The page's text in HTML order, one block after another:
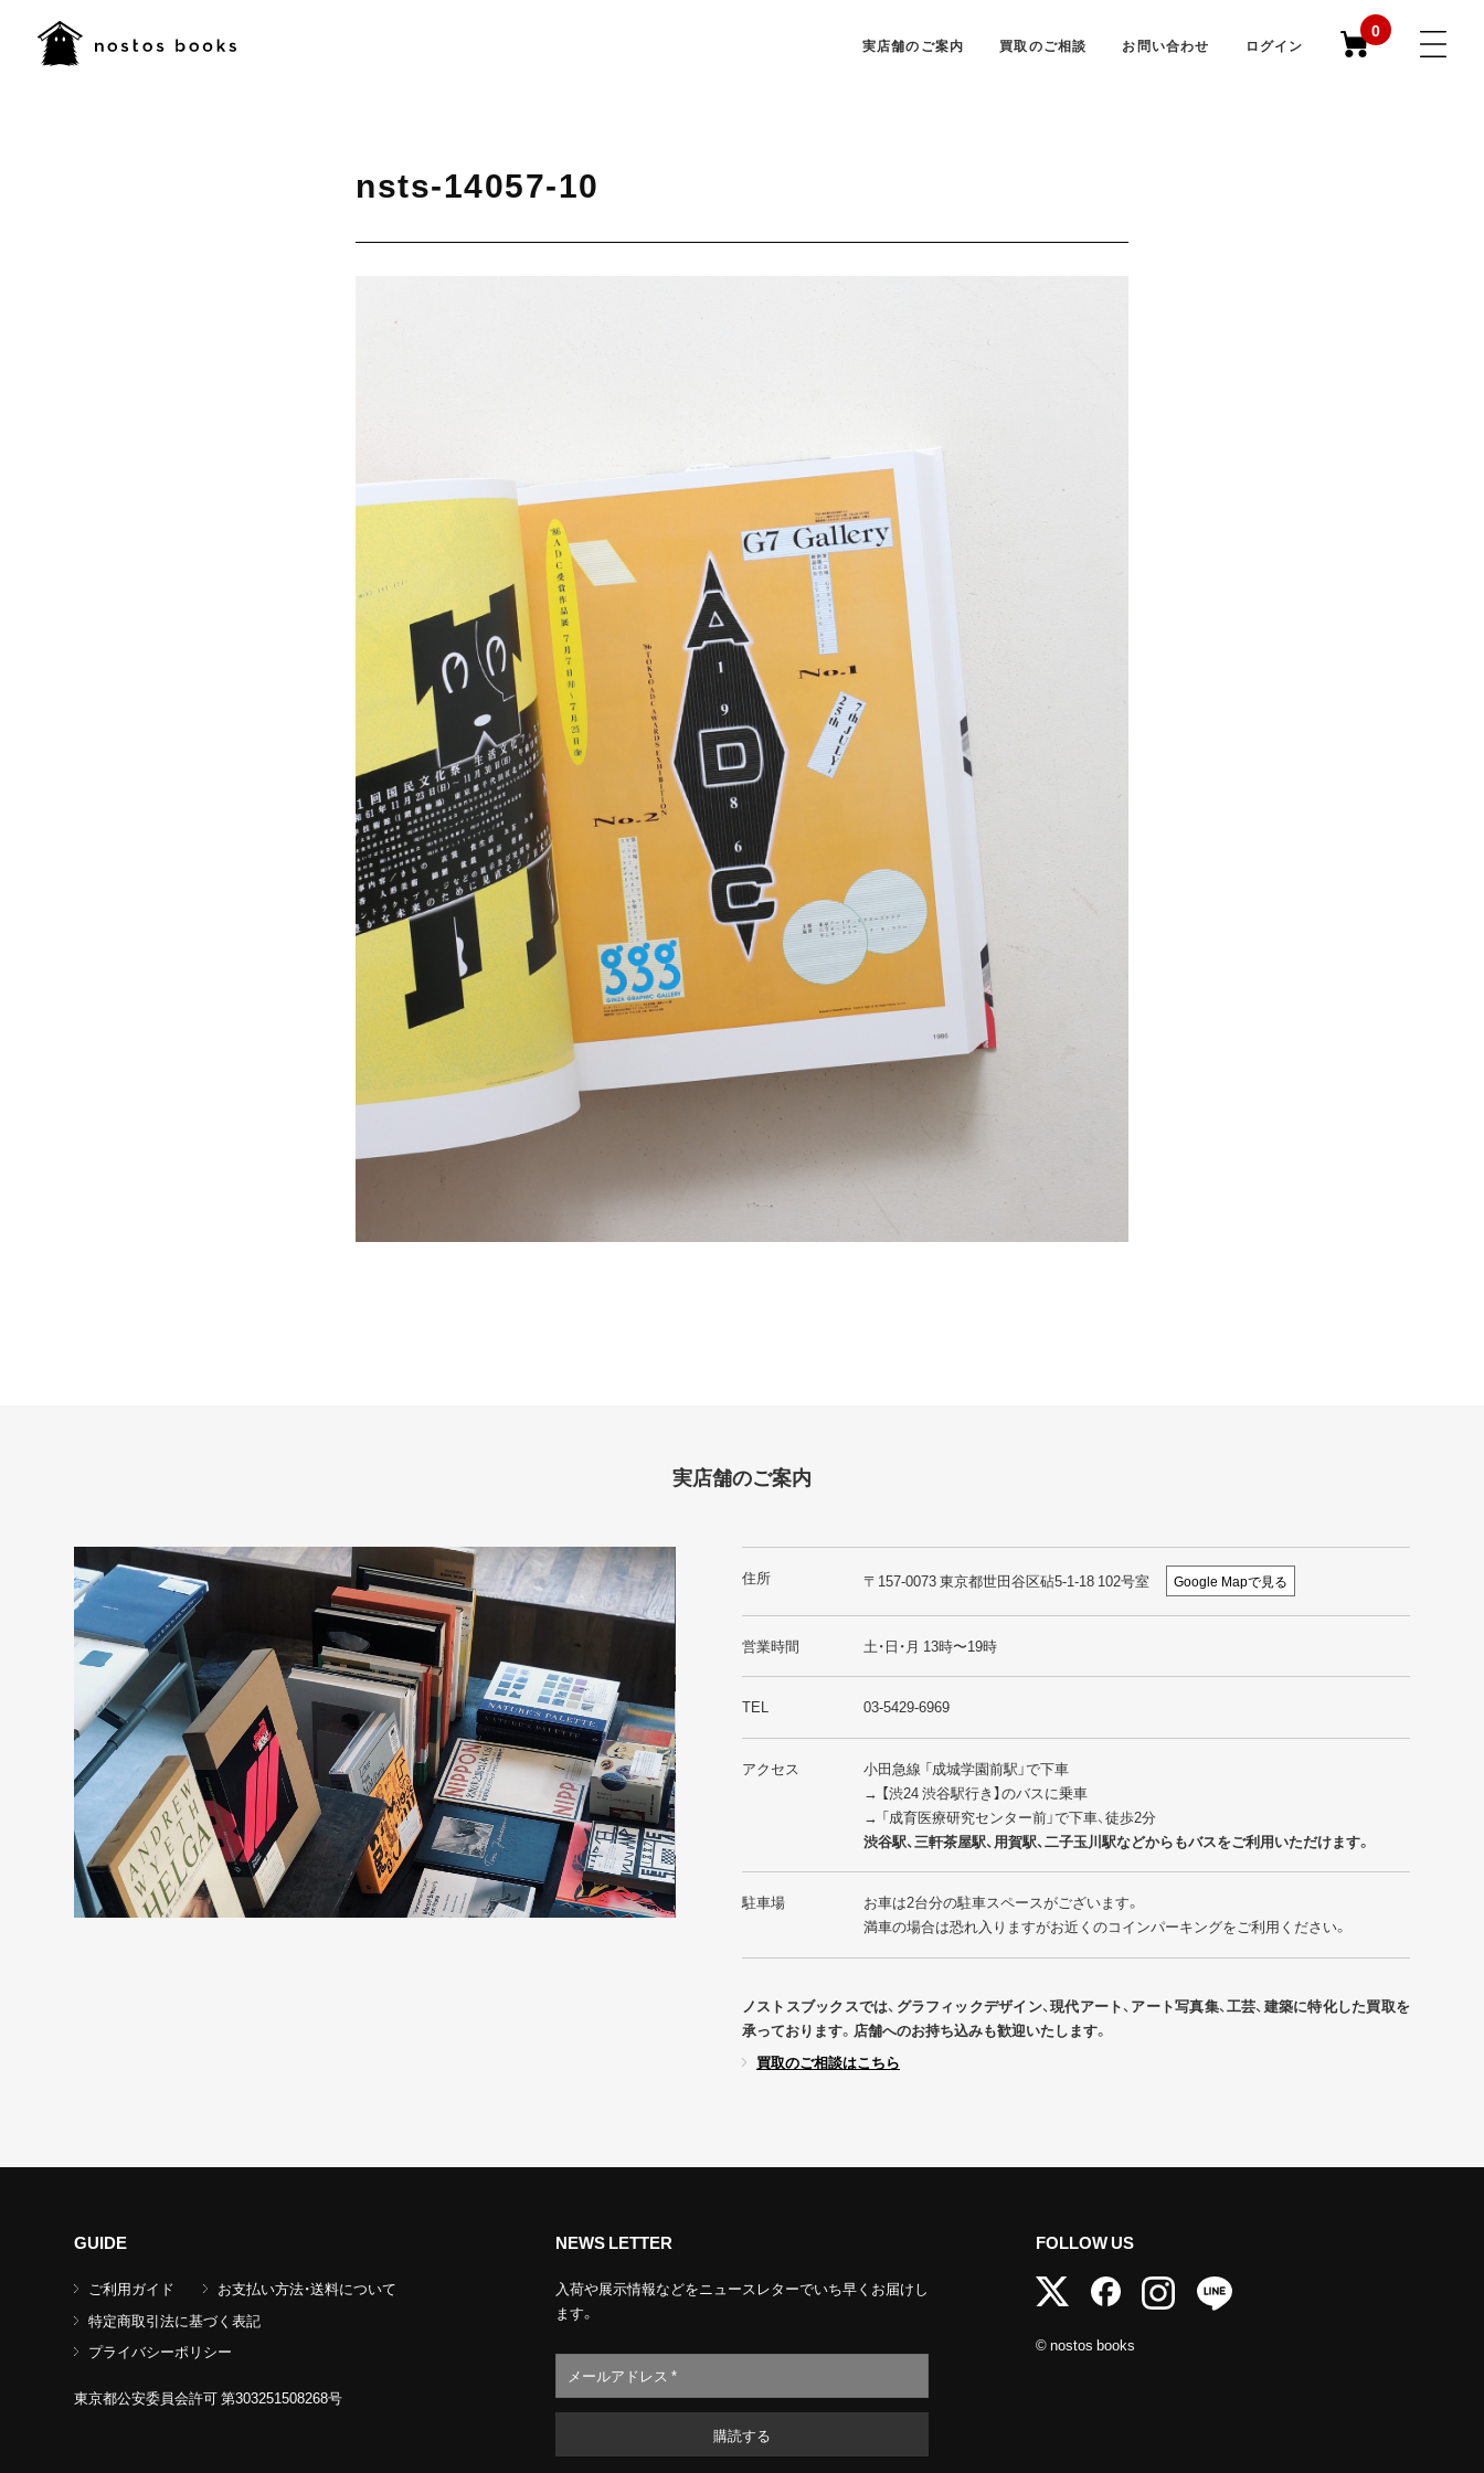
実店舗のご案内 買取のご相談 お問い合わせ ログイン
0
nsts-14057-10
実店舗のご案内
住所 〒157-0073 東京都世田谷区砧5-1-18 102号室 Google Mapで見る
営業時間 土・日・月 13時〜19時
TEL 03-5429-6969
アクセス
小田急線 「成城学園前駅」で下車
→ 【渋24 渋谷駅行き】のバスに乗車
→ 「成育医療研究センター前」で下車、徒歩2分
渋谷駅、三軒茶屋駅、用賀駅、二子玉川駅などからもバスをご利用いただけます。
駐車場
お車は2台分の駐車スペースがございます。
満車の場合は恐れ入りますがお近くのコインパーキングをご利用ください。
ノストスブックスでは、グラフィックデザイン、現代アート、アート写真集、工芸、建築に特化した買取を
承っております。店舗へのお持ち込みも歓迎いたします。
買取のご相談はこちら
GUIDE
ご利用ガイド
お支払い方法・送料について
特定商取引法に基づく表記
プライバシーポリシー
東京都公安委員会許可 第303251508268号
NEWS LETTER
入荷や展示情報などをニュースレターでいち早くお届けし
ます。
FOLLOW US
© nostos books